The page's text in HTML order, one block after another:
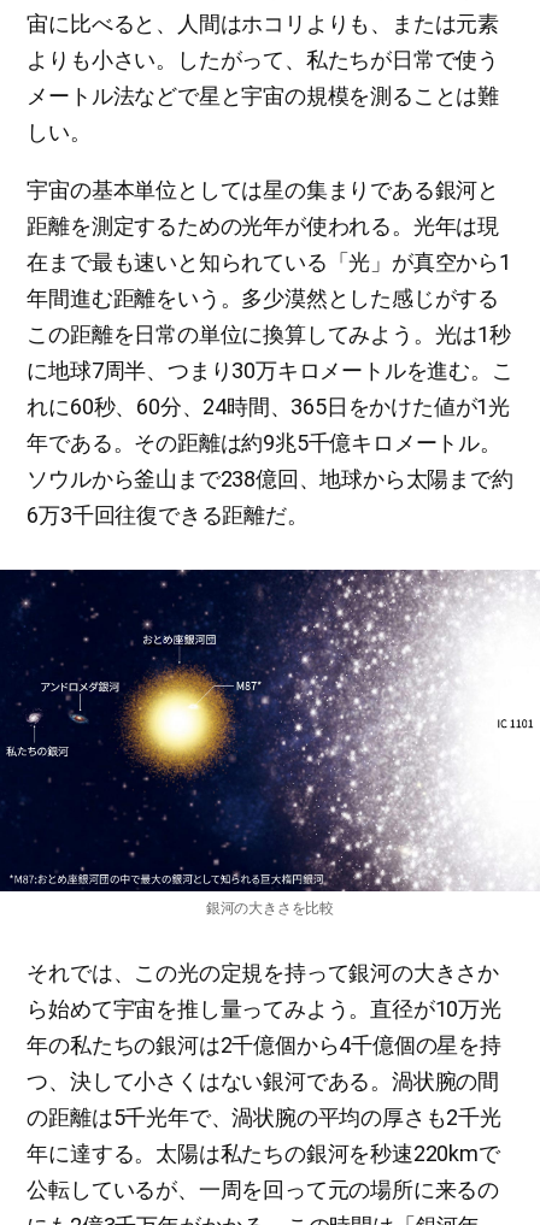
宙に比べると、人間はホコリよりも、または元素
よりも小さい。したがって、私たちが日常で使う
メートル法などで星と宇宙の規模を測ることは難
しい。
宇宙の基本単位としては星の集まりである銀河と
距離を測定するための光年が使われる。光年は現
在まで最も速いと知られている「光」が真空から1
年間進む距離をいう。多少漠然とした感じがする
この距離を日常の単位に換算してみよう。光は1秒
に地球7周半、つまり30万キロメートルを進む。こ
れに60秒、60分、24時間、365日をかけた値が1光
年である。その距離は約9兆5千億キロメートル。
ソウルから釜山まで238億回、地球から太陽まで約
6万3千回往復できる距離だ。
銀河の大きさを比較
それでは、この光の定規を持って銀河の大きさか
ら始めて宇宙を推し量ってみよう。直径が10万光
年の私たちの銀河は2千億個から4千億個の星を持
つ、決して小さくはない銀河である。渦状腕の間
の距離は5千光年で、渦状腕の平均の厚さも2千光
年に達する。太陽は私たちの銀河を秒速220kmで
公転しているが、一周を回って元の場所に来るの